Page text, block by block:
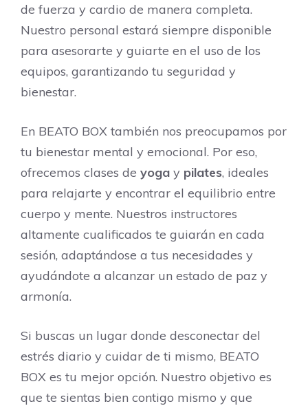
de fuerza y cardio de manera completa.
Nuestro personal estará siempre disponible
para asesorarte y guiarte en el uso de los
equipos, garantizando tu seguridad y
bienestar.
En BEATO BOX también nos preocupamos por
tu bienestar mental y emocional. Por eso,
ofrecemos clases de yoga y pilates, ideales
para relajarte y encontrar el equilibrio entre
cuerpo y mente. Nuestros instructores
altamente cualificados te guiarán en cada
sesión, adaptándose a tus necesidades y
ayudándote a alcanzar un estado de paz y
armonía.
Si buscas un lugar donde desconectar del
estrés diario y cuidar de ti mismo, BEATO
BOX es tu mejor opción. Nuestro objetivo es
que te sientas bien contigo mismo y que